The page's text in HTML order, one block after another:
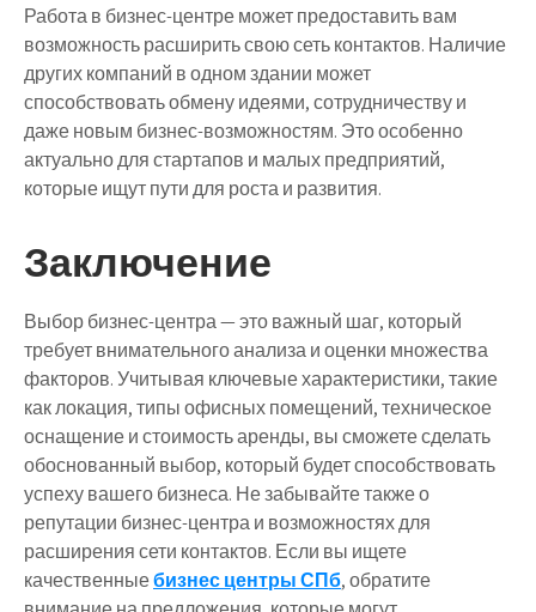
Работа в бизнес-центре может предоставить вам
возможность расширить свою сеть контактов. Наличие
других компаний в одном здании может
способствовать обмену идеями, сотрудничеству и
даже новым бизнес-возможностям. Это особенно
актуально для стартапов и малых предприятий,
которые ищут пути для роста и развития.
Заключение
Выбор бизнес-центра — это важный шаг, который
требует внимательного анализа и оценки множества
факторов. Учитывая ключевые характеристики, такие
как локация, типы офисных помещений, техническое
оснащение и стоимость аренды, вы сможете сделать
обоснованный выбор, который будет способствовать
успеху вашего бизнеса. Не забывайте также о
репутации бизнес-центра и возможностях для
расширения сети контактов. Если вы ищете
качественныебизнес центры СПб, обратите